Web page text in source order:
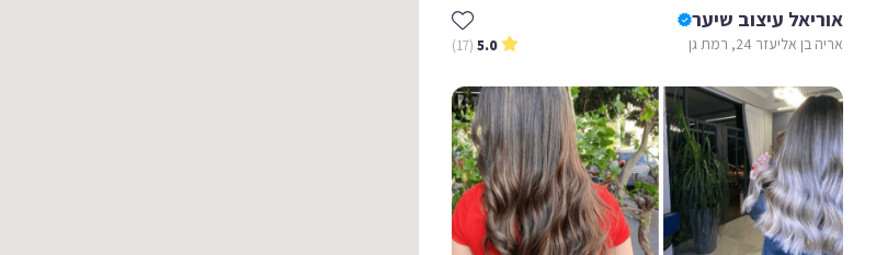
אוריאל עיצוב שיער
אריה בן אליעזר 24, רמת גן 5.0
(17)